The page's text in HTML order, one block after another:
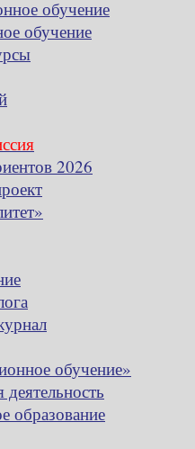
обучение
обучение
2026
обучение»
деятельность
образование